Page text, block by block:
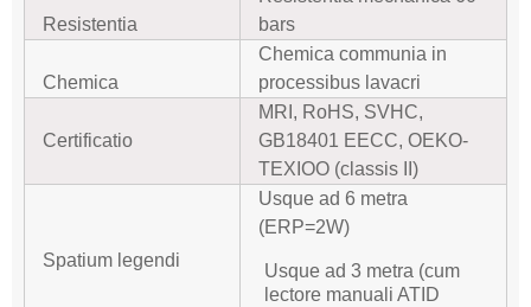
Resistentia
bars
Chemica
Chemica communia in
processibus lavacri
Certificatio
MRI, RoHS, SVHC,
GB18401 EECC, OEKO-
TEXIOO (classis II)
Spatium legendi
Usque ad 6 metra
(ERP=2W)
Usque ad 3 metra (cum
lectore manuali ATID